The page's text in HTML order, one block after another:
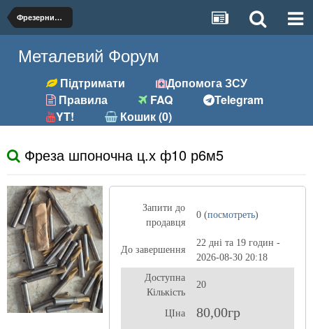
Фрезерний (фрези, розгортки та ін.)
Металевий Форум
Підтримати
Допомога ЗСУ
Правила
FAQ
Telegram
YT!
Кошик (0)
Фреза шпоночна ц.х ф10 р6м5
Запити до
продавця
0 (посмотреть)
До завершення
22 дні та 19 годин -
2026-08-30 20:18
Доступна
Кількість
20
ЦІна 80,00гр